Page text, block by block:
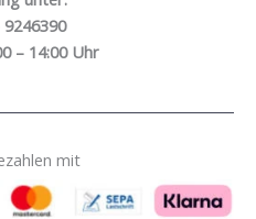
9246390
– 14:00 Uhr
mit